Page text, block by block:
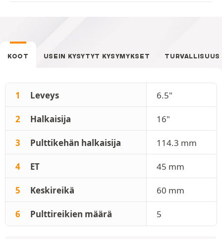
KOOT USEIN KYSYTYT KYSYMYKSET TURVALLISUUS
1 Leveys 6.5"
2 Halkaisija 16"
3 Pulttikehän halkaisija 114.3 mm
4 ET 45 mm
5 Keskireikä 60 mm
6 Pulttireikien määrä 5